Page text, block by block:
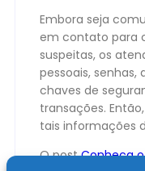
Embora seja
em contato para
suspeitas, os
pessoais, senhas,
chaves de
transações.
tais informações
O postConheça